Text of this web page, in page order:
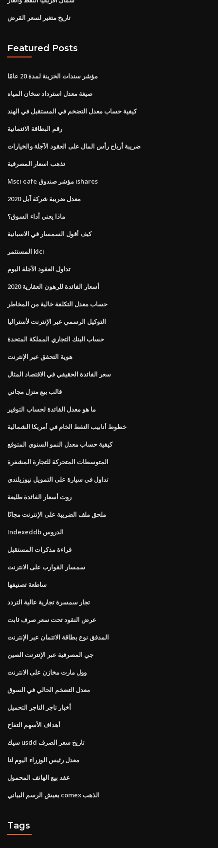
تاريخ متغير لسعر القرض
Featured Posts
مؤشر سندات الخزينة لمدة 20 عامًا
صيغة معدل استرداد سخان المياه
كيفية حساب معدل التضخم في المستقبل في الهند
رقم البطاقة الائتمانية
ضريبة أرباح رأس المال على العقود الآجلة والخيارات
تذهب اسعار المصرفية
Msci eafe مؤشر صندوق ishares
معدل ضريبة شركة آبل 2020
ماذا يعني أداء السوق؟
كيف أقول السمسار في الاسبانية
المستثمر klci
تداول العقود الآجلة اليوم
أسعار الفائدة للرهون العقارية 2020
حساب معدل التكلفة خالية من المخاطر
التوكيل الرسمي عبر الإنترنت لأستراليا
حساب البنك التجاري المملكة المتحدة
هوية التحقق عبر الإنترنت
سعر الفائدة الحقيقي في الاقتصاد المثال
قالب بيع منزل مجاني
ما هو معدل الفائدة لحساب التوفير
خطوط أنابيب النفط الخام في أمريكا الشمالية
كيفية حساب معدل النمو السنوي المتوقع
المتوسطات المتحركة للتجارة المشفرة
تداول في سيارة على التمويل نيوزيلندي
روث أسعار الفائدة طليعة
ملحق ملف الضريبة على الإنترنت مجانًا
Indexeddb الدروس
قراءة مذكرات المستقبل
سمسار القوارب على الانترنت
ساطعة تصنيفها
تجار سمسرة تجارية عالية التردد
عرض النقود تحت سعر صرف ثابت
المدقق نوع بطاقة الائتمان عبر الإنترنت
جي المصرفية عبر الإنترنت الصين
وول مارت مخازن على الانترنت
معدل التضخم الحالي في السوق
أخبار تاجر التاجر التحميل
أهداف الأسهم التفاح
سيك usdd تاريخ سعر الصرف
معدل رئيس الوزراء اليوم لنا
عقد بيع الهاتف المحمول
يعيش الرسم البياني comex الذهب
Tags